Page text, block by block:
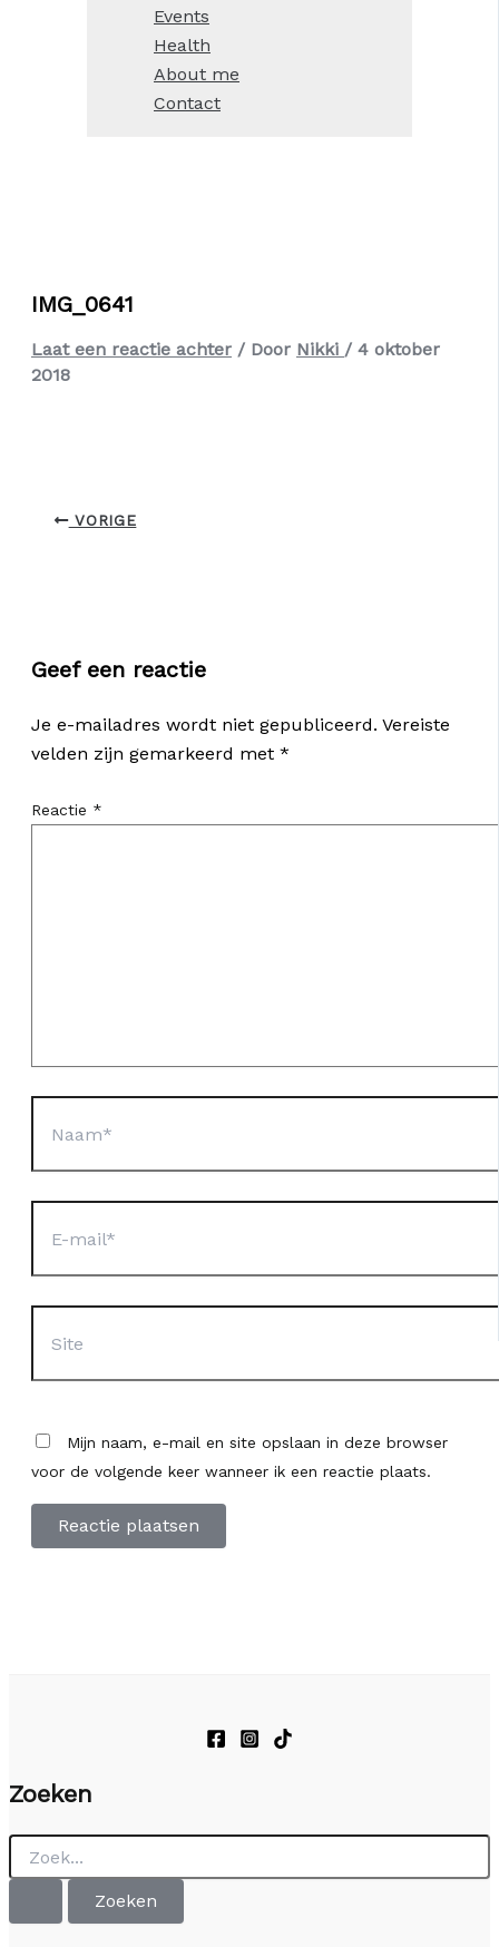
Events
Health
About me
Contact
IMG_0641
Laat een reactie achter / Door Nikki / 4 oktober
2018
VORIGE
Geef een reactie
Je e-mailadres wordt niet gepubliceerd. Vereiste
velden zijn gemarkeerd met *
Reactie *
mail*
Mijn naam, e-mail en site opslaan in deze browser
voor de volgende keer wanneer ik een reactie plaats.
Zoeken
Zoek
naar: